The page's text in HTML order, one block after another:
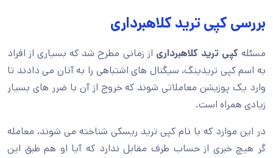
بررسی کپی ترید کلاهبرداری
مسئله کپی ترید کلاهبرداری از زمانی مطرح شد که بسیاری از افراد
به اسم کپی تریدینگ، سیگنال های اشتباهی را به آنان می دادند تا
وارد یک پوزیشن معاملاتی شوند که خروج از آن با ضرر های بسیار
زیادی همراه است.
در این موارد که با نام کپی ترید ریسکی شناخته می شوند، معامله
گر هیچ خبری از حساب طرف مقابل ندارد که آیا او هم طبق این